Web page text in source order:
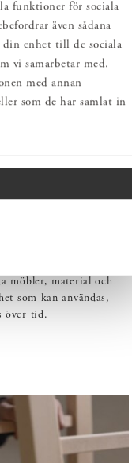
funktioner för sociala
även sådana
enhet till de sociala
vi samarbetar med.
med annan
som de har samlat in
och inredare genom
både människor
möbler, material och
som kan användas,
över tid.